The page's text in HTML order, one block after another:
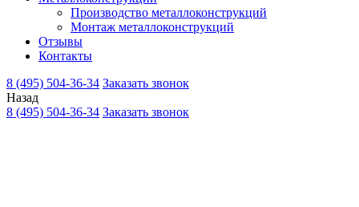
Производство металлоконструкций
Монтаж металлоконструкций
Отзывы
Контакты
8 (495) 504-36-34 Заказать звонок
Назад
8 (495) 504-36-34 Заказать звонок